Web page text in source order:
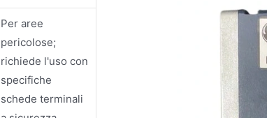
Per aree
pericolose;
richiede l'uso con
specifiche
schede terminali